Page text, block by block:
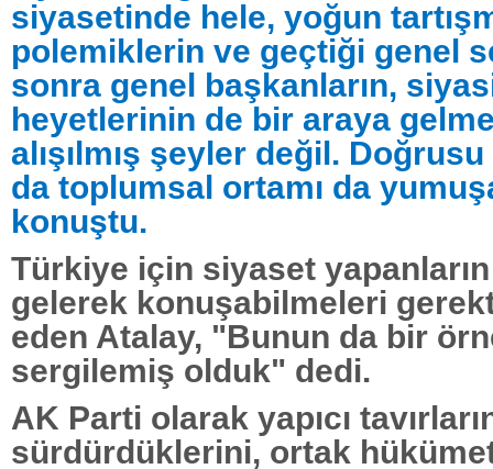
siyasetinde hele, yoğun
polemiklerin ve geçtiği genel
sonra genel başkanların,
heyetlerinin de bir araya
alışılmış şeyler değil.
da toplumsal ortamı da
konuştu.
Türkiye için siyaset
gelerek konuşabilmeleri
eden Atalay, "Bunun da bir
sergilemiş olduk" dedi.
AK Parti olarak yapıcı
sürdürdüklerini, ortak